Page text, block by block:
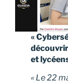
«
et
« Le 22